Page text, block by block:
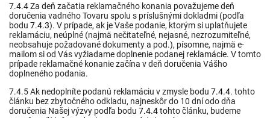
7.4.4 Za deň začatia reklamačného konania považujeme deň
doručenia vadného Tovaru spolu s príslušnými dokladmi (podľa
bodu 7.4.3). V prípade, ak je Vaše podanie, ktorým si uplatňujete
reklamáciu, neúplné (najmä nečitateľné, nejasné, nezrozumiteľné,
neobsahuje požadované dokumenty a pod.), písomne, najmä e-
mailom si od Vásvyžiadame doplnenie podanej reklamácie. V tomto
prípade reklamačné konanie začína v deň doručenia Vášho
doplneného podania.
7.4.5 Ak nedoplníte podanú reklamáciu v zmysle bodu 7.4.4. tohto
článku bez zbytočného odkladu, najneskôr do 10 dní odo dňa
doručenia Našej výzvy podľa bodu 7.4.4tohto článku, budeme